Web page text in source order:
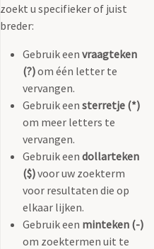
zoekt u specifieker of juist
breder:
Gebruik een vraagteken
(?)om één letter te
vervangen.
Gebruik een sterretje (*)
om meer letters te
vervangen.
Gebruik een dollarteken
($)voor uw zoekterm
voor resultaten die op
elkaar lijken.
Gebruik een minteken (-)
om zoektermen uit te